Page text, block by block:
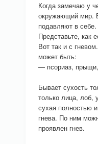
Когда замечаю у
окружающий мир.
подавляют в себе.
Представьте, как
Вот так и с
может быть:
— псориаз,
Бывает сухость
только лица, лоб,
сухая полностью
гнева. По ним
проявлен гнев.